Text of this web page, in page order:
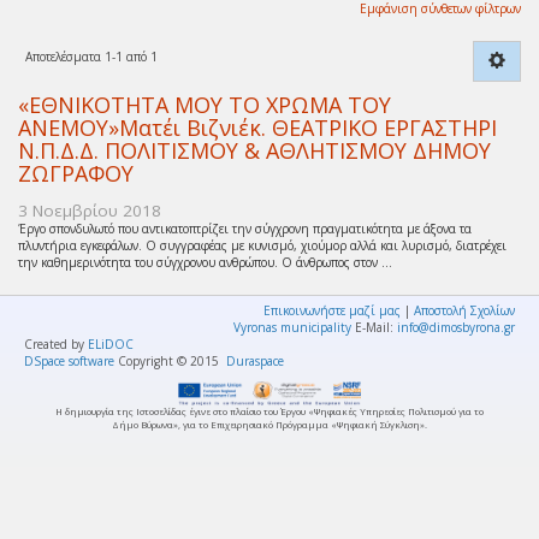
Εμφάνιση σύνθετων φίλτρων
Αποτελέσματα 1-1 από 1
«ΕΘΝΙΚΟΤΗΤΑ ΜΟΥ ΤΟ ΧΡΩΜΑ ΤΟΥ
ΑΝΕΜΟΥ»Ματέι Βιζνιέκ. ΘΕΑΤΡΙΚΟ ΕΡΓΑΣΤΗΡΙ
Ν.Π.Δ.Δ. ΠΟΛΙΤΙΣΜΟΥ & ΑΘΛΗΤΙΣΜΟΥ ΔΗΜΟΥ
ΖΩΓΡΑΦΟΥ
3 Νοεμβρίου 2018
Έργο σπονδυλωτό που αντικατοπτρίζει την σύγχρονη πραγματικότητα με άξονα τα
πλυντήρια εγκεφάλων. Ο συγγραφέας με κυνισμό, χιούμορ αλλά και λυρισμό, διατρέχει
την καθημερινότητα του σύγχρονου ανθρώπου. Ο άνθρωπος στον ...
Επικοινωνήστε μαζί μας | Αποστολή Σχολίων
Vyronas municipality E-Mail: info@dimosbyrona.gr
Created by ELiDOC
DSpace software Copyright © 2015 Duraspace
Η δημιουργία της Ιστοσελίδας έγινε στο πλαίσιο του Έργου «Ψηφιακές Υπηρεσίες Πολιτισμού για το
Δήμο Βύρωνα», για το Επιχειρησιακό Πρόγραμμα «Ψηφιακή Σύγκλιση».